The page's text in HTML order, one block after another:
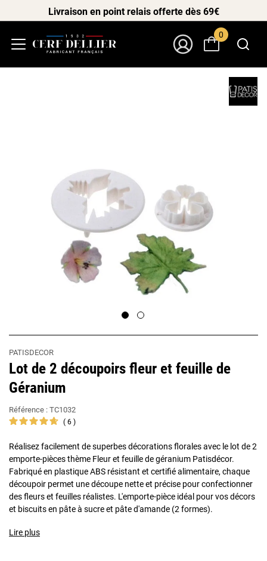
Livraison en point relais offerte dès 69€
0
PATISDECOR
Lot de 2 découpoirs fleur et feuille de
Géranium
Référence : TC1032
6
Réalisez facilement de superbes décorations florales avec le lot de 2
emporte-pièces thème Fleur et feuille de géranium Patisdécor.
Fabriqué en plastique ABS résistant et certifié alimentaire, chaque
découpoir permet une découpe nette et précise pour confectionner
des fleurs et feuilles réalistes. L'emporte-pièce idéal pour vos décors
et biscuits en pâte à sucre et pâte d'amande (2 formes).
Lire plus